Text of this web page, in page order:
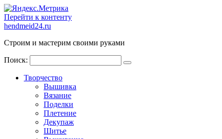
Перейти к контенту
hendmeid24.ru
Строим и мастерим своими руками
Поиск:
Творчество
Вышивка
Вязание
Поделки
Плетение
Декупаж
Шитье